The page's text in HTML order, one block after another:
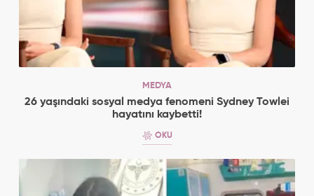
MEDYA
26 yaşındaki sosyal medya fenomeni Sydney Towlei
hayatını kaybetti!
OKU